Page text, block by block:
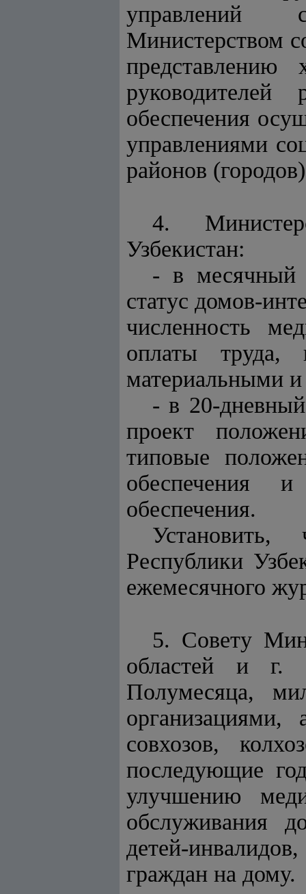
управлений
Министерством
обеспечения
управлениями
районов
4.
Узбекистан:
- в месячный
статус домов-
численность
оплаты труда,
материальными
- в 20-
проект
типовые
обеспечения
обеспечения.
Установить,
Республики
ежемесячного
5. Совету
областей и г.
Полумесяца,
совхозов,
последующие
улучшению
обслуживания
детей-
граждан на дому.